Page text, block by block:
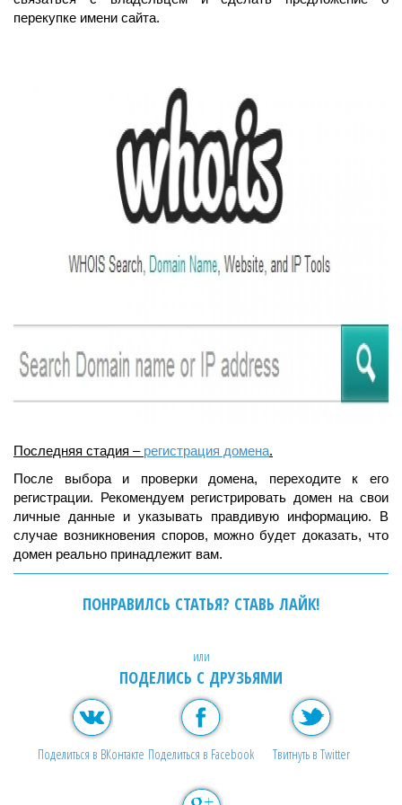
перекупке имени сайта.
Последняя стадия – регистрация домена.
После выбора и проверки домена, переходите к его
регистрации. Рекомендуем регистрировать домен на свои
личные данные и указывать правдивую информацию. В
случае возникновения споров, можно будет доказать, что
домен реально принадлежит вам.
ПОНРАВИЛСЬ СТАТЬЯ? СТАВЬ ЛАЙК!
или
ПОДЕЛИСЬ С ДРУЗЬЯМИ
Поделиться в ВКонтакте Поделиться в Facebook Твитнуть в Twitter